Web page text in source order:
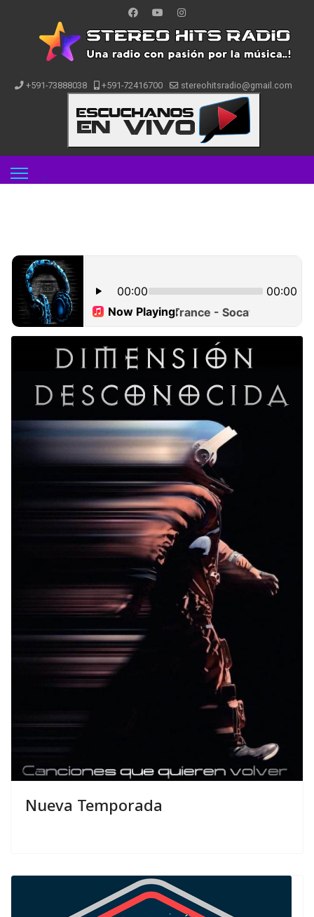
+591-73888038 +591-72416700 stereohitsradio@gmail.com
.
Nueva Temporada